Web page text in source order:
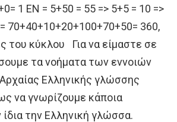
1 ΕΝ = 5+50 = 55 => 5+5 = 10 =>
70+40+10+20+100+70+50= 360,
του κύκλου Για να είμαστε σε
τα νοήματα των εννοιών
Ελληνικής γλώσσης
να γνωρίζουμε κάποια
την Ελληνική γλώσσα.